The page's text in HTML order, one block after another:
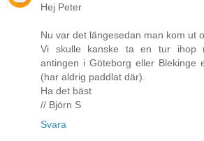
Hej Peter
Nu var det längesedan man kom ut
Vi skulle kanske ta en tur ihop
antingen i Göteborg eller Blekinge
(har aldrig paddlat där).
Ha det bäst
// Björn S
Svara